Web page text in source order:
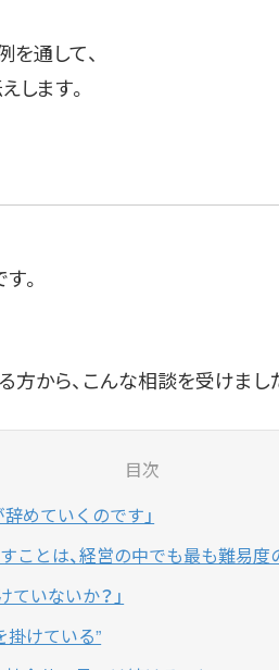
通して、
します。
。
から、こんな相談を受けまし
目次
辞めていくのです」
ことは、経営の中でも最も難易度
ていないか？」
掛けている”